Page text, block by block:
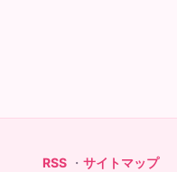
RSS ・ サイトマップ